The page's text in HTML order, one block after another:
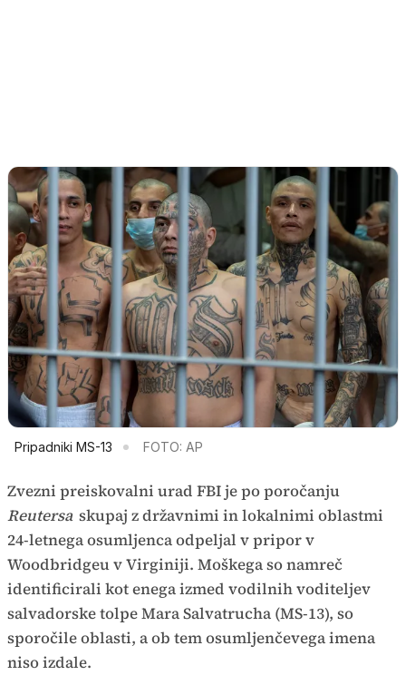
Pripadniki MS-13 FOTO: AP
Zvezni preiskovalni urad FBI je po poročanju
Reutersa skupaj z državnimi in lokalnimi oblastmi
24-letnega osumljenca odpeljal v pripor v
Woodbridgeu v Virginiji. Moškega so namreč
identificirali kot enega izmed vodilnih voditeljev
salvadorske tolpe Mara Salvatrucha (MS-13), so
sporočile oblasti, a ob tem osumljenčevega imena
niso izdale.